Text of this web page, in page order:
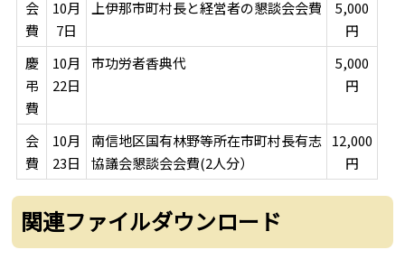
会
費
10月
7日
上伊那市町村長と経営者の懇談会会費
5,000
円
慶
弔
費
10月
22日
市功労者香典代
5,000
円
会
費
10月
23日
南信地区国有林野等所在市町村長有志
協議会懇談会会費(2人分）
12,000
円
関連ファイルダウンロード